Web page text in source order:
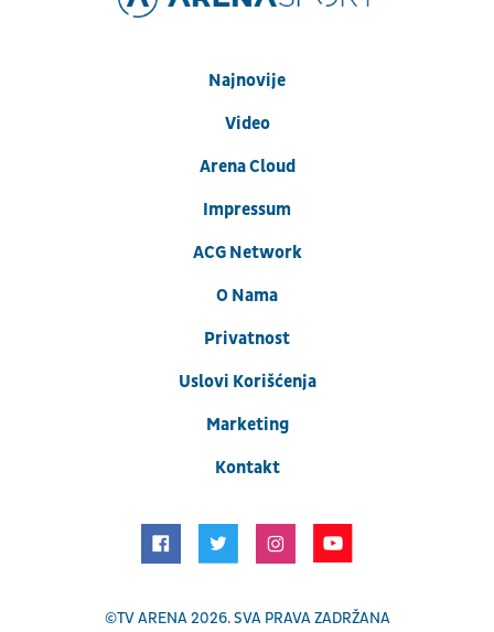
Najnovije
Video
Arena Cloud
Impressum
ACG Network
O Nama
Privatnost
Uslovi Korišćenja
Marketing
Kontakt
©TV ARENA2026. SVA PRAVA ZADRŽANA